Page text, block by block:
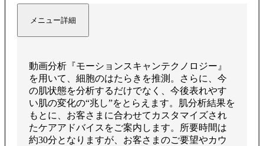
メニュー詳細
動画分析『モーションスキャンテクノロジー』
を用いて、細胞のはたらきを推測。さらに、今
の肌状態を分析するだけでなく、今後表れやす
い肌の変化の“兆し”をとらえます。肌分析結果を
もとに、お客さまに合わせてカスタマイズされ
たケアアドバイスをご案内します。所要時間は
約30分となりますが、お客さまのご要望やカウ